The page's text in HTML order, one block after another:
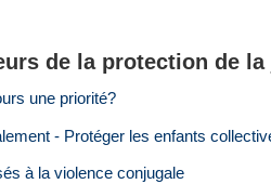
de la protection de la
une priorité?
- Protéger les enfants
à la violence conjugale